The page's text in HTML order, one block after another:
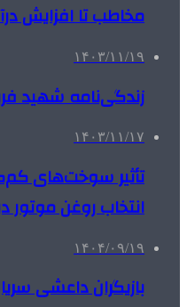
مخاطب تا افزایش
۱۴۰۳/۱۱/۱۹
زندگی‌نامه شهید
۱۴۰۳/۱۱/۱۷
انتخاب روغن موتور
۱۴۰۴/۰۹/۱۹
بازیگران داعشی